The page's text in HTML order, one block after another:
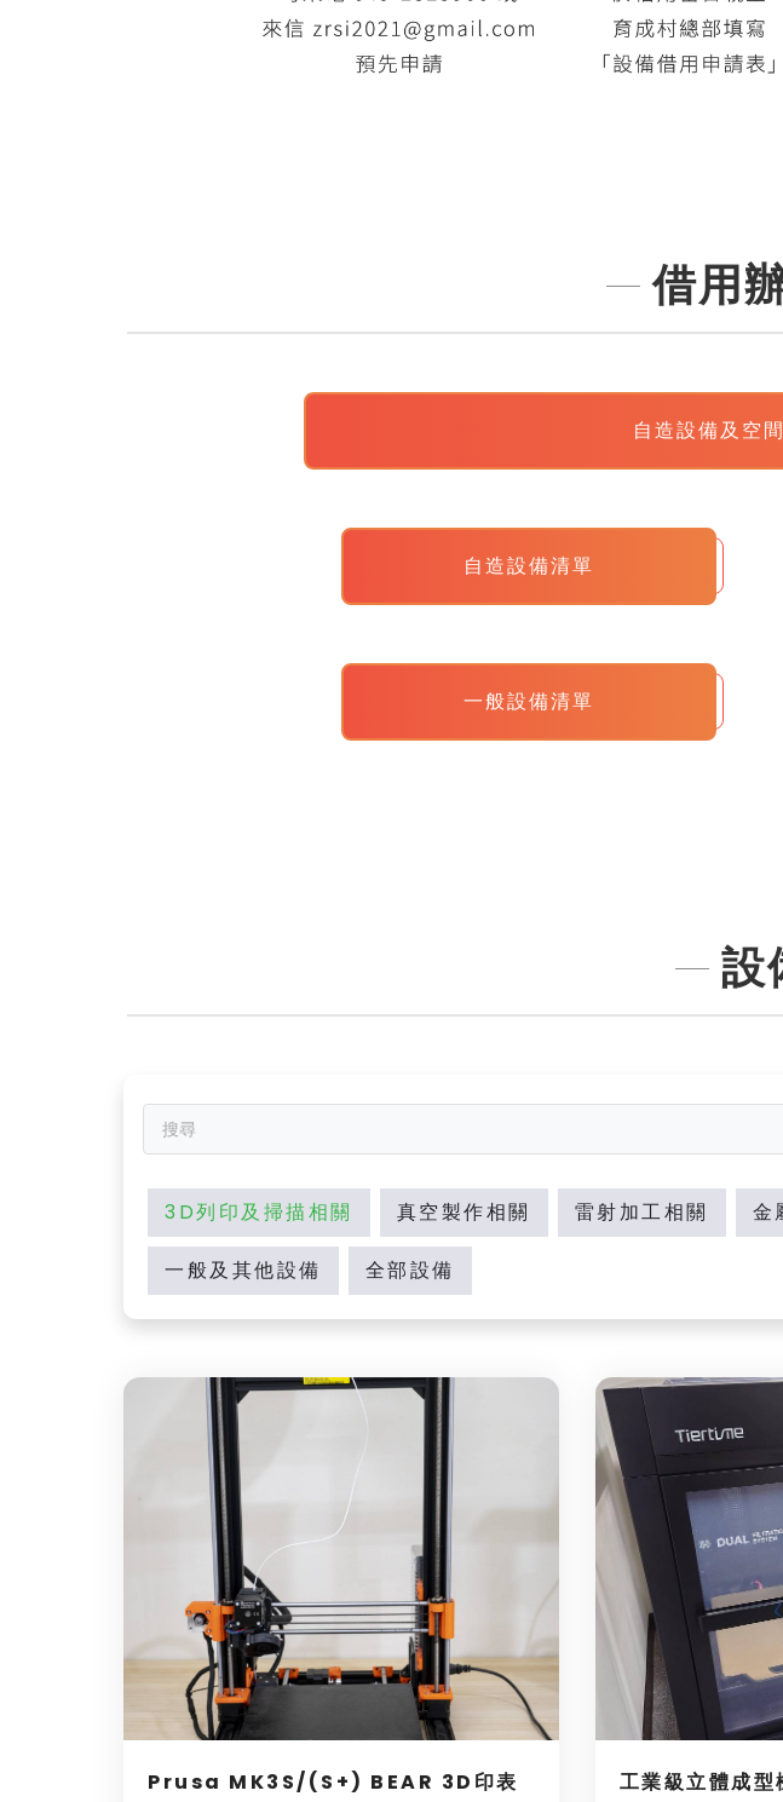
借用
自造設備及空
自造設備清單
一般設備清單
設
3D列印及掃描相關 真空製作相關 雷射加工相關 金
一般及其他設備 全部設備
Prusa MK3S/(S+) BEAR 3D印表
工業級立體成